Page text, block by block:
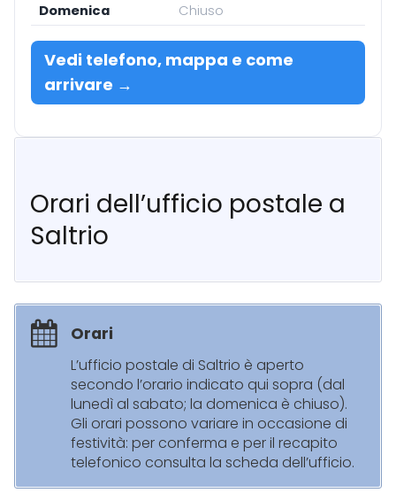
Domenica
Chiuso
Vedi telefono, mappa e come
arrivare →
Orari dell’ufficio postale a
Saltrio
Orari
L’ufficio postale di Saltrio è aperto
secondo l’orario indicato qui sopra (dal
lunedì al sabato; la domenica è chiuso).
Gli orari possono variare in occasione di
festività: per conferma e per il recapito
telefonico consulta la scheda dell’ufficio.